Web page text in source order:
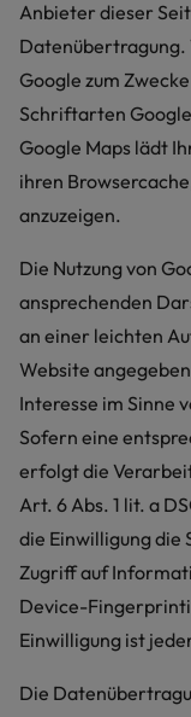
Anbieter dieser
Datenübertragung.
Google zum
Schriftarten
Google Maps lädt
ihren
anzuzeigen.
Die Nutzung von
ansprechenden
an einer leichten
Website
Interesse im Sinne
Sofern eine
erfolgt die
Art. 6 Abs. 1 lit. a
die Einwilligung die
Zugriff auf
Device-
Einwilligung ist
Die